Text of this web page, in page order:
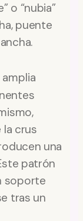
o “nubia”
puente
la crus
una
patrón
soporte
tras un